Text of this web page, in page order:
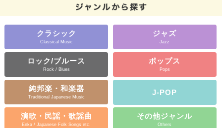
クラシック
Classical Music
ジャズ
Jazz
ロック/ブルース
Rock / Blues
ポップス
Pops
純邦楽・和楽器
Traditional Japanese Music
J-POP
演歌・民謡・歌謡曲
Enka / Japanese Folk Songs etc.
その他ジャンル
Others